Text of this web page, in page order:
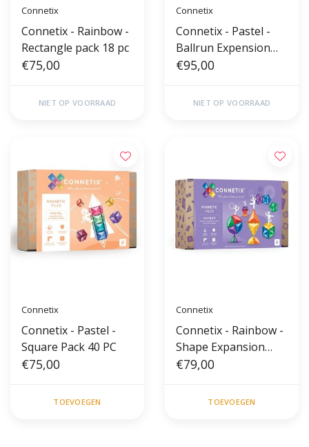
Connetix
Connetix - Rainbow -
Rectangle pack 18 pc
€75,00
NIET OP VOORRAAD
Connetix
Connetix - Pastel -
Ballrun Expension
Pack 80 PC
€95,00
NIET OP VOORRAAD
Connetix
Connetix - Pastel -
Square Pack 40 PC
€75,00
TOEVOEGEN
Connetix
Connetix - Rainbow -
Shape Expansion
pack 36PC
€79,00
TOEVOEGEN